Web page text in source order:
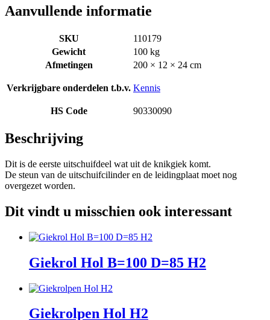
Aanvullende informatie
SKU
110179
Gewicht
100 kg
Afmetingen
200 × 12 × 24 cm
Verkrijgbare onderdelen t.b.v. Kennis
HS Code 90330090
Beschrijving
Dit is de eerste uitschuifdeel wat uit de knikgiek komt.
De steun van de uitschuifcilinder en de leidingplaat moet nog
overgezet worden.
Dit vindt u misschien ook interessant
Giekrol Hol B=100 D=85 H2
Giekrolpen Hol H2